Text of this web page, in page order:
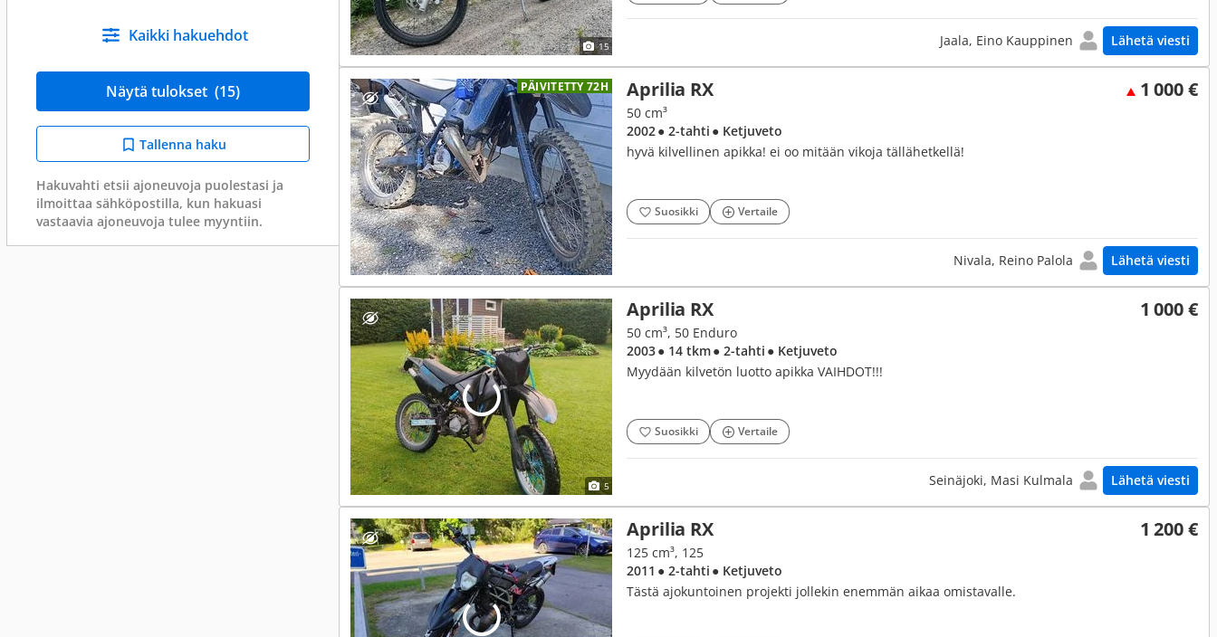
Kaikki hakuehdot
Näytä tulokset (15)
Tallenna haku
Hakuvahti etsii ajoneuvoja puolestasi ja
ilmoittaa sähköpostilla, kun hakuasi
vastaavia ajoneuvoja tulee myyntiin.
15 Jaala, Eino Kauppinen Lähetä viesti
PÄIVITETTY 72H Aprilia RX 1 000 €
50 cm³
2002● 2-tahti ● Ketjuveto
hyvä kilvellinen apikka! ei oo mitään vikoja tällähetkellä!
Suosikki Vertaile
Nivala, Reino Palola Lähetä viesti
5
Aprilia RX 1 000 €
50 cm³, 50 Enduro
2003● 14 tkm● 2-tahti ● Ketjuveto
Myydään kilvetön luotto apikka VAIHDOT!!!
Suosikki Vertaile
Seinäjoki, Masi Kulmala Lähetä viesti
Aprilia RX 1 200 €
125 cm³, 125
2011 ● 2-tahti ● Ketjuveto
Tästä ajokuntoinen projekti jollekin enemmän aikaa omistavalle.